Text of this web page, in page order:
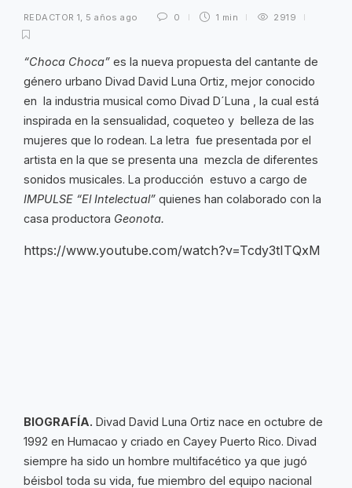
REDACTOR 1, 5 años ago 0 1 min 2919
“Choca Choca” es la nueva propuesta del cantante de
género urbano Divad David Luna Ortiz, mejor conocido
en la industria musical como Divad D´Luna , la cual está
inspirada en la sensualidad, coqueteo y belleza de las
mujeres que lo rodean. La letra fue presentada por el
artista en la que se presenta una mezcla de diferentes
sonidos musicales. La producción estuvo a cargo de
IMPULSE “El Intelectual” quienes han colaborado con la
casa productora Geonota.
https://www.youtube.com/watch?v=Tcdy3tITQxM
BIOGRAFÍA. Divad David Luna Ortiz nace en octubre de
1992 en Humacao y criado en Cayey Puerto Rico. Divad
siempre ha sido un hombre multifacético ya que jugó
béisbol toda su vida, fue miembro del equipo nacional